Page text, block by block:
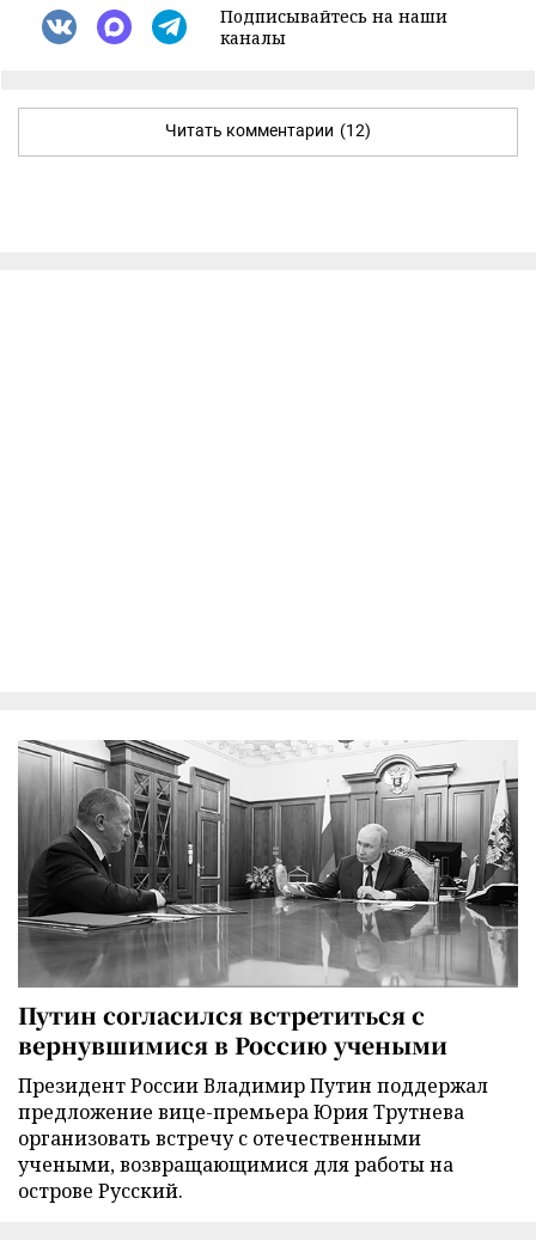
Подписывайтесь на наши
каналы
Читать комментарии (12)
Путин согласился встретиться с
вернувшимися в Россию учеными
Президент России Владимир Путин поддержал
предложение вице-премьера Юрия Трутнева
организовать встречу с отечественными
учеными, возвращающимися для работы на
острове Русский.